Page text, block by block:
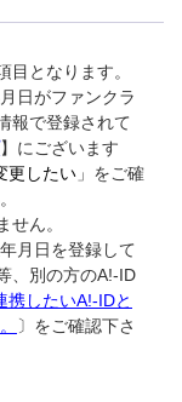
となります。
日がファンクラ
報で登録されて
】にございます
更したい 」をご確
せん。
月日を登録して
、別の方のA!-ID
携したいA!-IDと
〕をご確認下さ